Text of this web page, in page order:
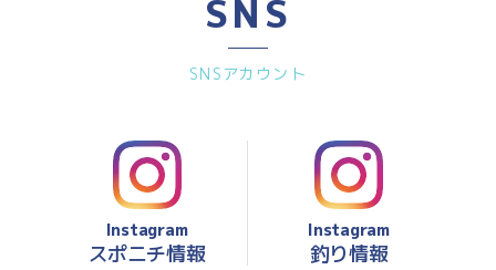
SNS
SNSアカウント
Instagram
スポニチ情報
Instagram
釣り情報